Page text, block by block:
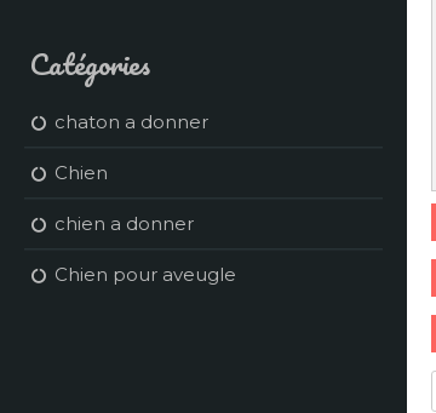
Catégories
chaton a donner
Chien
chien a donner
Chien pour aveugle